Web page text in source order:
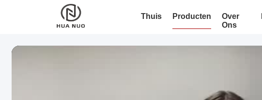
Thuis Producten
Over
Ons